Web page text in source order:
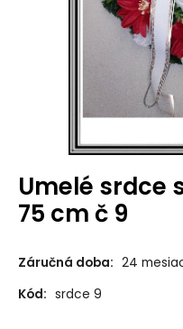
Umelé srdce
75 cm č 9
Záručná doba: 24
Kód: srdce 9